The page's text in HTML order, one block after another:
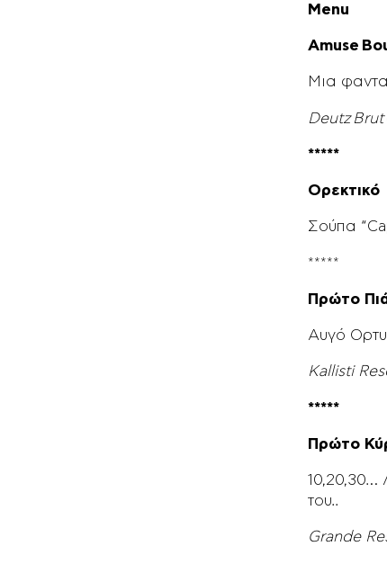
Menu
Amuse
Μια
DeutzBrut
*****
Ορεκτικό
Σούπα
*****
Πρώτο
Αυγό
Kallisti
*****
Πρώτο
10,20,30…
του..
Grande